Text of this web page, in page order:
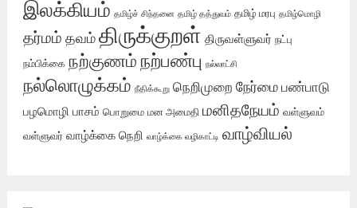
இலக்கியம் தமிழ்ச் சிந்தனை தமிழ் தத்துவம் தமிழ் மரபு தமிழ்மொழி
தர்மம் தவம்திருக்குறள் திருவள்ளுவர் நட்பு
நம்பிக்கை நற்குணம் நற்பண்பு நல்லாட்சி
நல்லொழுக்கம் நீதிக்கூறு நெறிமுறை நேர்மை பண்பாடு
பழமொழி பாசம் பொறுமை மன அமைதி மனிதநேயம் வள்ளுவம்
வள்ளுவர் வாழ்க்கை நெறி வாழ்க்கை வழிகாட்டி வாழ்வியல்